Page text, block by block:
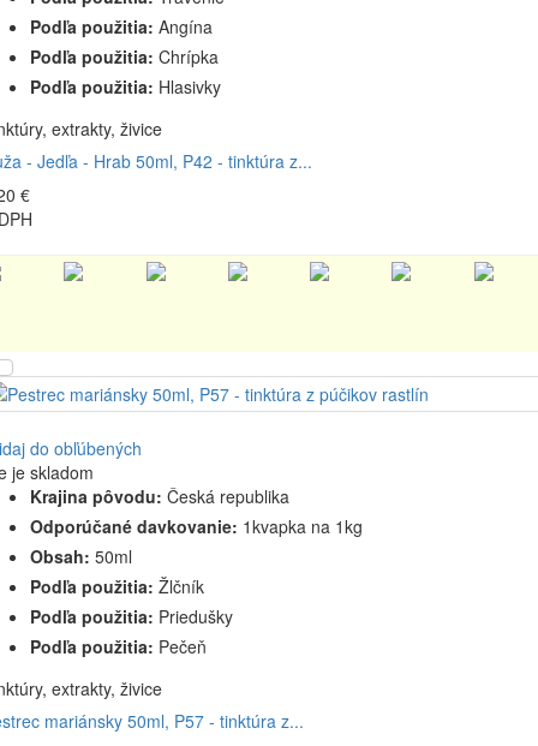
Podľa použitia: Angína
Podľa použitia: Chrípka
Podľa použitia: Hlasivky
extrakty, živice
- Jedľa - Hrab 50ml, P42 - tinktúra z...
€
do obľúbených
je skladom
Krajina pôvodu: Česká republika
Odporúčané davkovanie: 1kvapka na 1kg
Obsah: 50ml
Podľa použitia: Žlčník
Podľa použitia: Priedušky
Podľa použitia: Pečeň
extrakty, živice
mariánsky 50ml, P57 - tinktúra z...